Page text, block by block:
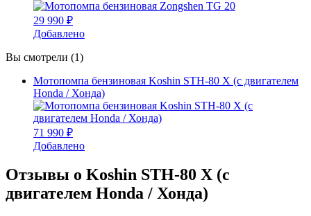
29 990 ₽
Добавлено
Вы смотрели (1)
Мотопомпа бензиновая Koshin STH-80 X (с двигателем
Honda / Хонда)
71 990 ₽
Добавлено
Отзывы о Koshin STH-80 X (с
двигателем Honda / Хонда)